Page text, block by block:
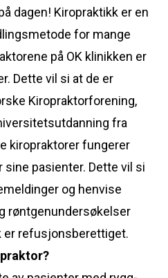
dagen! Kiropraktikk er en
for mange
på OK klinikken er
Dette vil si at de er
Kiropraktorforening,
fra
kiropraktorer fungerer
pasienter. Dette vil si
og henvise
røntgenundersøkelser
er refusjonsberettiget.